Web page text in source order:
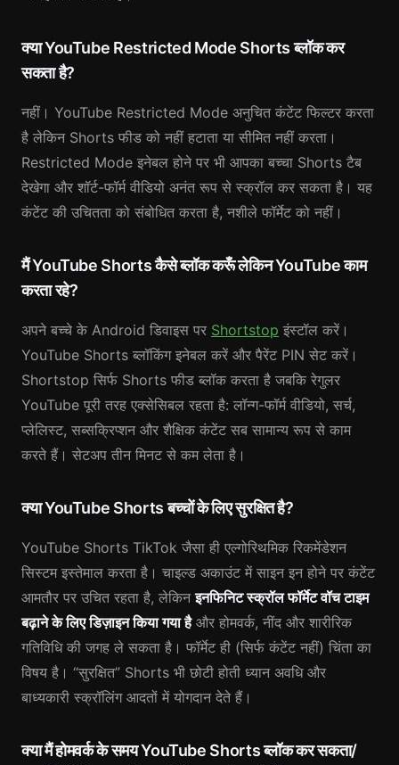
क्या YouTube Restricted Mode Shorts ब्लॉक कर
सकता है?
नहीं। YouTube Restricted Mode अनुचित कंटेंट फिल्टर करता
है लेकिन Shorts फीड को नहीं हटाता या सीमित नहीं करता।
Restricted Mode इनेबल होने पर भी आपका बच्चा Shorts टैब
देखेगा और शॉर्ट-फॉर्म वीडियो अनंत रूप से स्क्रॉल कर सकता है। यह
कंटेंट की उचितता को संबोधित करता है, नशीले फॉर्मेट को नहीं।
मैं YouTube Shorts कैसे ब्लॉक करूँ लेकिन YouTube काम
करता रहे?
अपने बच्चे के Android डिवाइस पर Shortstop इंस्टॉल करें।
YouTube Shorts ब्लॉकिंग इनेबल करें और पैरेंट PIN सेट करें।
Shortstop सिर्फ Shorts फीड ब्लॉक करता है जबकि रेगुलर
YouTube पूरी तरह एक्सेसिबल रहता है: लॉन्ग-फॉर्म वीडियो, सर्च,
प्लेलिस्ट, सब्सक्रिप्शन और शैक्षिक कंटेंट सब सामान्य रूप से काम
करते हैं। सेटअप तीन मिनट से कम लेता है।
क्या YouTube Shorts बच्चों के लिए सुरक्षित है?
YouTube Shorts TikTok जैसा ही एल्गोरिथमिक रिकमेंडेशन
सिस्टम इस्तेमाल करता है। चाइल्ड अकाउंट में साइन इन होने पर कंटेंट
आमतौर पर उचित रहता है, लेकिनइनफिनिट स्क्रॉल फॉर्मेट वॉच टाइम
बढ़ाने के लिए डिज़ाइन किया गया हैऔर होमवर्क, नींद और शारीरिक
गतिविधि की जगह ले सकता है। फॉर्मेट ही (सिर्फ कंटेंट नहीं) चिंता का
विषय है। “सुरक्षित” Shorts भी छोटी होती ध्यान अवधि और
बाध्यकारी स्क्रॉलिंग आदतों में योगदान देते हैं।
क्या मैं होमवर्क के समय YouTube Shorts ब्लॉक कर सकता/